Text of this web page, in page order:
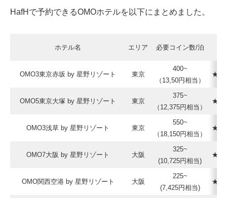
HafHで予約できるOMOホテルを以下にまとめました。
ホテル名 エリア 必要コイン数/泊
OMO3東京赤坂 by 星野リゾート 東京
400~
（13,50円相当）
OMO5東京大塚 by 星野リゾート 東京
375~
（12,375円相当）
OMO3浅草 by 星野リゾート 東京
550~
（18,150円相当）
OMO7大阪 by 星野リゾート 大阪
325~
(10,725円相当)
OMO関西空港 by 星野リゾート 大阪
225~
(7,425円相当)